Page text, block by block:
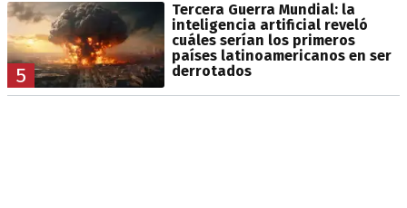
5
Tercera Guerra Mundial: la
inteligencia artificial reveló
cuáles serían los primeros
países latinoamericanos en ser
derrotados